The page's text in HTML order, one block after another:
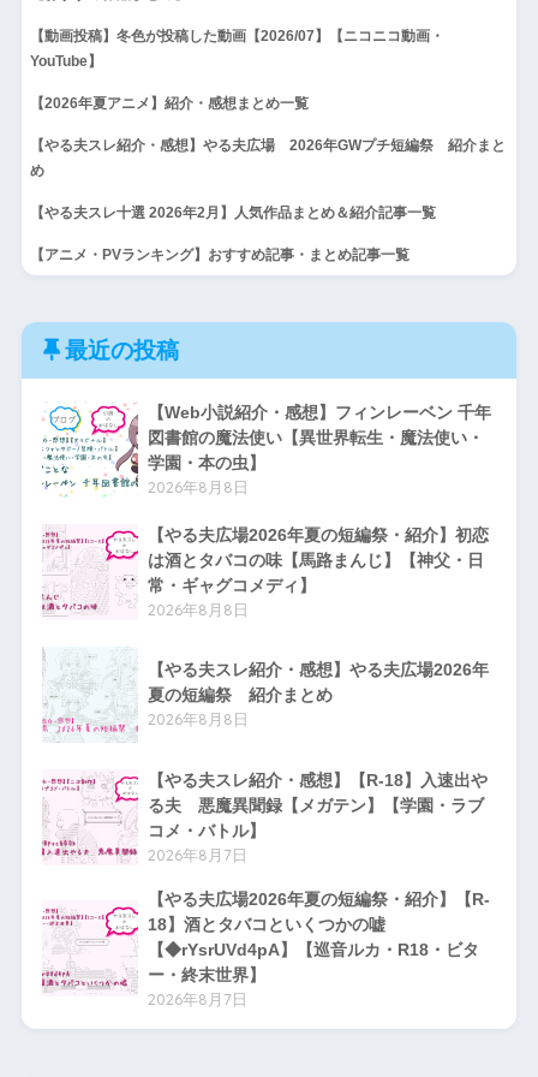
【動画投稿】冬色が投稿した動画【2026/07】【ニコニコ動画・
YouTube】
【2026年夏アニメ】紹介・感想まとめ一覧
【やる夫スレ紹介・感想】やる夫広場 2026年GWプチ短編祭 紹介まと
め
【やる夫スレ十選 2026年2月】人気作品まとめ＆紹介記事一覧
【アニメ・PVランキング】おすすめ記事・まとめ記事一覧
最近の投稿
【Web小説紹介・感想】フィンレーベン 千年
図書館の魔法使い【異世界転生・魔法使い・
学園・本の虫】
2026年8月8日
【やる夫広場2026年夏の短編祭・紹介】初恋
は酒とタバコの味【馬路まんじ】【神父・日
常・ギャグコメディ】
2026年8月8日
【やる夫スレ紹介・感想】やる夫広場2026年
夏の短編祭 紹介まとめ
2026年8月8日
【やる夫スレ紹介・感想】【R-18】入速出や
る夫 悪魔異聞録【メガテン】【学園・ラブ
コメ・バトル】
2026年8月7日
【やる夫広場2026年夏の短編祭・紹介】【R-
18】酒とタバコといくつかの嘘
【◆rYsrUVd4pA】【巡音ルカ・R18・ビタ
ー・終末世界】
2026年8月7日